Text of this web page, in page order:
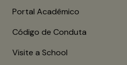
Portal Acadêmico
Código de Conduta
Visite a School